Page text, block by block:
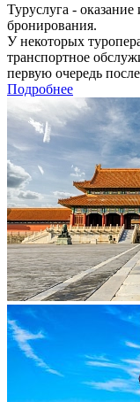
Туруслуга -
бронирования.
У некоторых
транспортное
первую очередь
Подробнее